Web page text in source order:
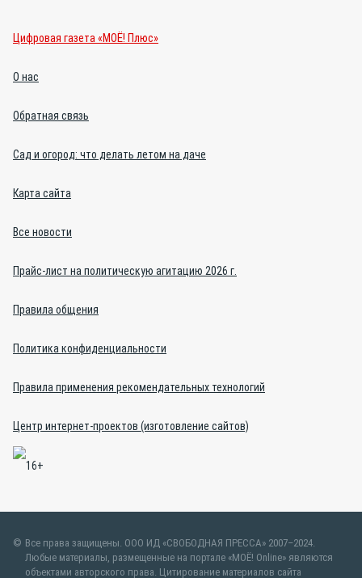
Цифровая газета «МОЁ! Плюс»
О нас
Обратная связь
Сад и огород: что делать летом на даче
Карта сайта
Все новости
Прайс-лист на политическую агитацию 2026 г.
Правила общения
Политика конфиденциальности
Правила применения рекомендательных технологий
Центр интернет-проектов (изготовление сайтов)
Все права защищены. ООО ИД «СВОБОДНАЯ ПРЕССА» 2007–2024.
Любые материалы, размещенные на портале «МОЁ! Online» являются
объектами авторского права. Цитирование материалов сайта